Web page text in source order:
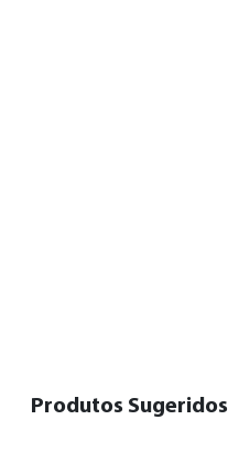
Produtos Sugeridos